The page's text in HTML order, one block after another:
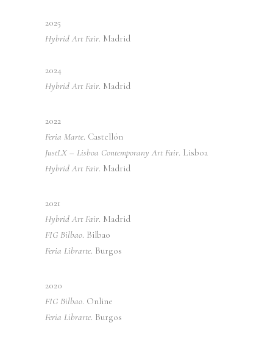
2025
Hybrid Art Fair. Madrid
2024
Hybrid Art Fair. Madrid
2022
Feria Marte. Castellón
JustLX – Lisboa Contemporany Art Fair. Lisboa
Hybrid Art Fair. Madrid
2021
Hybrid Art Fair. Madrid
FIG Bilbao. Bilbao
Feria Librarte. Burgos
2020
FIG Bilbao. Online
Feria Librarte. Burgos